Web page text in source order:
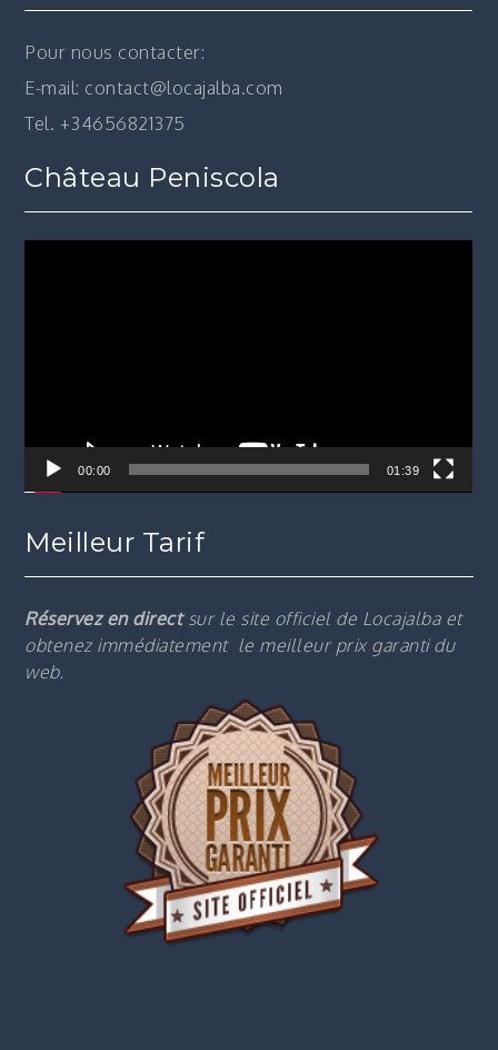
Pour nous contacter:
E-mail: contact@locajalba.com
Tel. +34656821375
Château Peniscola
00:00 01:39
Meilleur Tarif
Réservez en directsur le site officiel de Locajalba et
obtenez immédiatement le meilleur prix garanti du
web.